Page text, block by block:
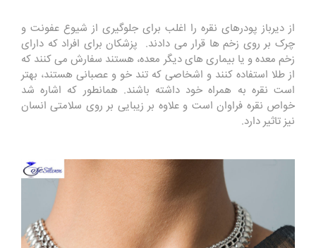
از دیرباز پودرهای نقره را اغلب برای جلوگیری از شیوع عفونت و
چرک بر روی زخم ها قرار می دادند. پزشکان برای افراد که دارای
زخم معده و یا بیماری های دیگر معده، هستند سفارش می کنند که
از طلا استفاده کنند و اشخاصی که تند خو و عصبانی هستند، بهتر
است نقره به همراه خود داشته باشند. همانطور که اشاره شد
خواص نقره فراوان است و علاوه بر زیبایی بر روی سلامتی انسان
نیز تاثیر دارد.